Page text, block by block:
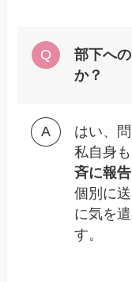
部下へ
か？
はい、
私自身
斉に報告
個別に
に気を
す。